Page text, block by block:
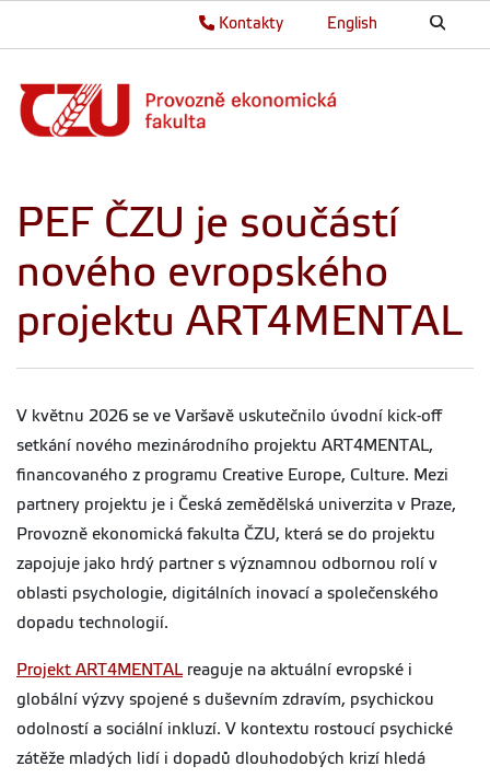
English
Kontakty
PEF ČZU je součástí
nového evropského
projektu ART4MENTAL
V květnu 2026 se ve Varšavě uskutečnilo úvodní kick-off
setkání nového mezinárodního projektu ART4MENTAL,
financovaného z programu Creative Europe, Culture. Mezi
partnery projektu je i Česká zemědělská univerzita v Praze,
Provozně ekonomická fakulta ČZU, která se do projektu
zapojuje jako hrdý partner s významnou odbornou rolí v
oblasti psychologie, digitálních inovací a společenského
dopadu technologií.
Projekt ART4MENTAL reaguje na aktuální evropské i
globální výzvy spojené s duševním zdravím, psychickou
odolností a sociální inkluzí. V kontextu rostoucí psychické
zátěže mladých lidí i dopadů dlouhodobých krizí hledá